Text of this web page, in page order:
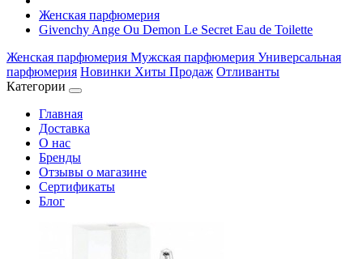
Женская парфюмерия
Givenchy Ange Ou Demon Le Secret Eau de Toilette
Женская парфюмерия Мужская парфюмерия Универсальная
парфюмерия Новинки Хиты Продаж Отливанты
Категории
Главная
Доставка
О нас
Бренды
Отзывы о магазине
Сертификаты
Блог